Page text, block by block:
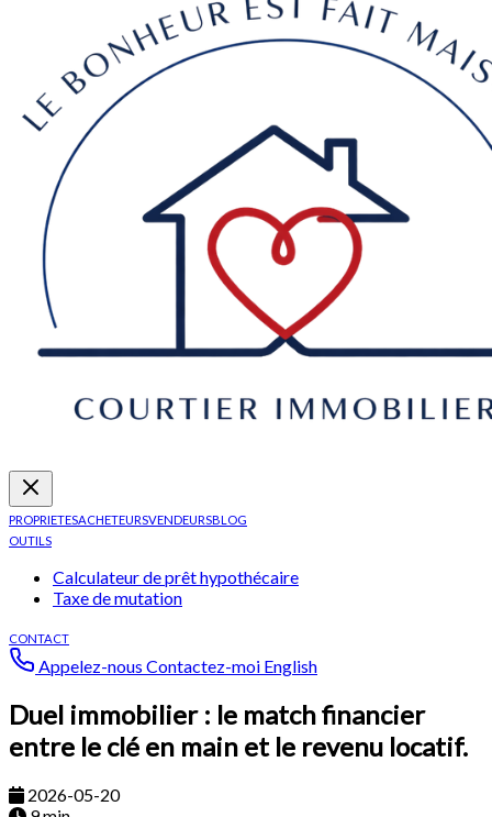
PROPRIETESACHETEURSVENDEURSBLOG
OUTILS
Calculateur de prêt hypothécaire
Taxe de mutation
CONTACT
Appelez-nous Contactez-moi English
Duel immobilier : le match financier
entre le clé en main et le revenu locatif.
2026-05-20